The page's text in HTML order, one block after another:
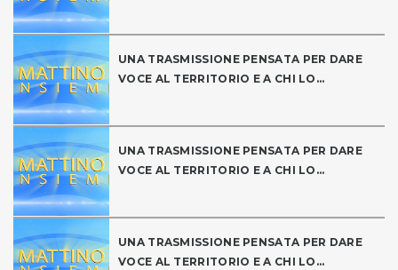
UNA TRASMISSIONE PENSATA PER DARE
VOCE AL TERRITORIO E A CHI LO...
UNA TRASMISSIONE PENSATA PER DARE
VOCE AL TERRITORIO E A CHI LO...
UNA TRASMISSIONE PENSATA PER DARE
VOCE AL TERRITORIO E A CHI LO...